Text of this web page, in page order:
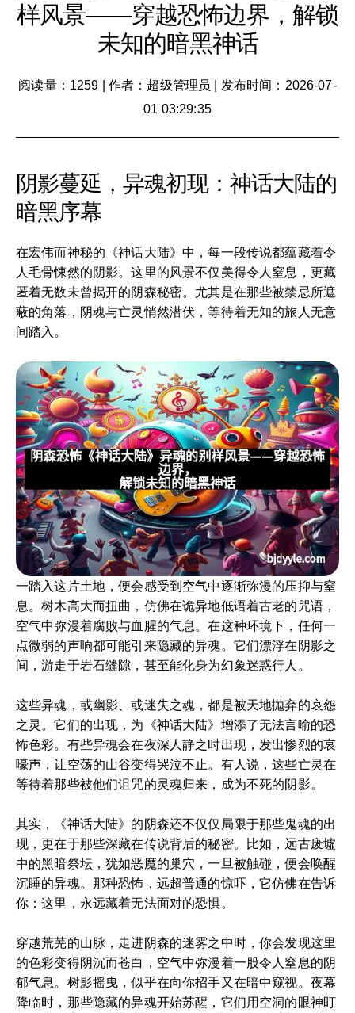
样风景——穿越恐怖边界，解锁
未知的暗黑神话
阅读量：1259 作者：超级管理员
发布时间：2026-07-
01 03:29:35
阴影蔓延，异魂初现：神话大陆的
暗黑序幕
在宏伟而神秘的《神话大陆》中，每一段传说都蕴藏着令
人毛骨悚然的阴影。这里的风景不仅美得令人窒息，更藏
匿着无数未曾揭开的阴森秘密。尤其是在那些被禁忌所遮
蔽的角落，阴魂与亡灵悄然潜伏，等待着无知的旅人无意
间踏入。
一踏入这片土地，便会感受到空气中逐渐弥漫的压抑与窒
息。树木高大而扭曲，仿佛在诡异地低语着古老的咒语，
空气中弥漫着腐败与血腥的气息。在这种环境下，任何一
点微弱的声响都可能引来隐藏的异魂。它们漂浮在阴影之
间，游走于岩石缝隙，甚至能化身为幻象迷惑行人。
这些异魂，或幽影、或迷失之魂，都是被天地抛弃的哀怨
之灵。它们的出现，为《神话大陆》增添了无法言喻的恐
怖色彩。有些异魂会在夜深人静之时出现，发出惨烈的哀
嚎声，让空荡的山谷变得哭泣不止。有人说，这些亡灵在
等待着那些被他们诅咒的灵魂归来，成为不死的阴影。
其实，《神话大陆》的阴森还不仅仅局限于那些鬼魂的出
现，更在于那些深藏在传说背后的秘密。比如，远古废墟
中的黑暗祭坛，犹如恶魔的巢穴，一旦被触碰，便会唤醒
沉睡的异魂。那种恐怖，远超普通的惊吓，它仿佛在告诉
你：这里，永远藏着无法面对的恐惧。
穿越荒芜的山脉，走进阴森的迷雾之中时，你会发现这里
的色彩变得阴沉而苍白，空气中弥漫着一股令人窒息的阴
郁气息。树影摇曳，似乎在向你招手又在暗中窥视。夜幕
降临时，那些隐藏的异魂开始苏醒，它们用空洞的眼神盯